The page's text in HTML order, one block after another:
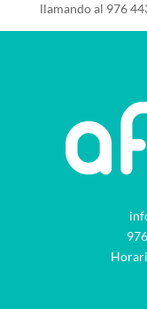
llamando al 976